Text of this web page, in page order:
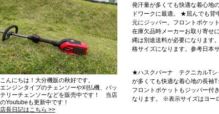
発汗量が多くても快適な着心地
ドワークに最適。 ★屈んでも背
元にジッパー。フロントポケッ
在庫欠品時メーカーお取り寄せ
縄は別途送料が必要になります
格サイズになります。参考日本
★ハスクバーナ テクニカルT
が多くても快適な着心地の長袖
フロントポケットもジッパー付
なります。 ※表示サイズはヨー
こんにちは！大分機販の秋好です。
エンジンタイプのチェンソーや刈払機、バッ
テリーチェンソーなどを販売中です！ 当店
のYoutubeも更新中です！
店長日記はこちら >>